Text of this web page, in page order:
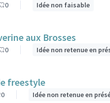
0 Idée non faisable
aux Brosses
0 Idée non retenue en
freestyle
0 Idée non retenue en